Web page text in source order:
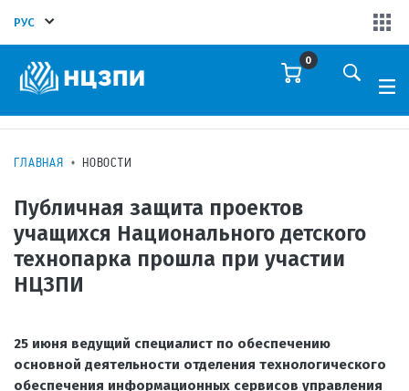
РУС
0
ГЛАВНАЯ НОВОСТИ
Публичная защита проектов
учащихся Национального детского
технопарка прошла при участии
НЦЗПИ
25 июня ведущий специалист по обеспечению
основной деятельности отделения технологического
обеспечения информационных сервисов управления